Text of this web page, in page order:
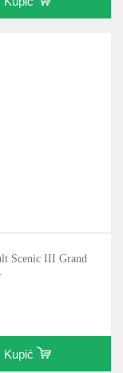
Scenic III Grand
Kupić